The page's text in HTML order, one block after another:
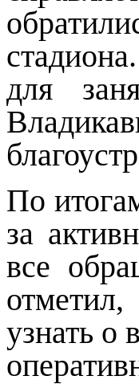
для
По
за
все
узнать о